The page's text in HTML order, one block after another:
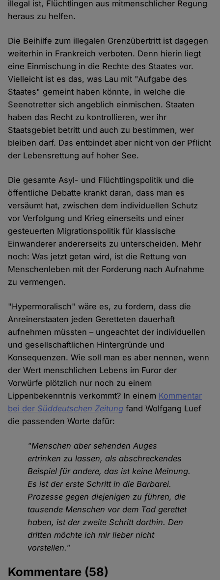
illegal ist, Flüchtlingen aus mitmenschlicher Regung
heraus zu helfen.
Die Beihilfe zum illegalen Grenzübertritt ist dagegen
weiterhin in Frankreich verboten. Denn hierin liegt
eine Einmischung in die Rechte des Staates vor.
Vielleicht ist es das, was Lau mit "Aufgabe des
Staates" gemeint haben könnte, in welche die
Seenotretter sich angeblich einmischen. Staaten
haben das Recht zu kontrollieren, wer ihr
Staatsgebiet betritt und auch zu bestimmen, wer
bleiben darf. Das entbindet aber nicht von der Pflicht
der Lebensrettung auf hoher See.
Die gesamte Asyl- und Flüchtlingspolitik und die
öffentliche Debatte krankt daran, dass man es
versäumt hat, zwischen dem individuellen Schutz
vor Verfolgung und Krieg einerseits und einer
gesteuerten Migrationspolitik für klassische
Einwanderer andererseits zu unterscheiden. Mehr
noch: Was jetzt getan wird, ist die Rettung von
Menschenleben mit der Forderung nach Aufnahme
zu vermengen.
"Hypermoralisch" wäre es, zu fordern, dass die
Anreinerstaaten jeden Geretteten dauerhaft
aufnehmen müssten – ungeachtet der individuellen
und gesellschaftlichen Hintergründe und
Konsequenzen. Wie soll man es aber nennen, wenn
der Wert menschlichen Lebens im Furor der
Vorwürfe plötzlich nur noch zu einem
Lippenbekenntnis verkommt? In einem Kommentar
bei der Süddeutschen Zeitung fand Wolfgang Luef
die passenden Worte dafür:
"Menschen aber sehenden Auges
ertrinken zu lassen, als abschreckendes
Beispiel für andere, das ist keine Meinung.
Es ist der erste Schritt in die Barbarei.
Prozesse gegen diejenigen zu führen, die
tausende Menschen vor dem Tod gerettet
haben, ist der zweite Schritt dorthin. Den
dritten möchte ich mir lieber nicht
vorstellen."
Kommentare (58)